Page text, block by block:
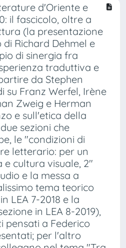
d'Oriente e
il fascicolo, oltre a
(la presentazione
Richard Dehmel e
di sinergia fra
traduttiva e
da Stephen
su Franz Werfel, Irène
Zweig e Herman
e sull'etica della
sezioni che
le "condizioni di
letterario: per un
cultura visuale, 2"
e la messa a
tema teorico
LEA 7-2018 e la
in LEA 8-2019),
pensati a Federico
per l'altro